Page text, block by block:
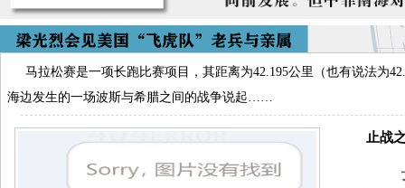
马拉松赛是一项长跑比赛项目，其距离为42.195公里（也有说法为
海边发生的一场波斯与希腊之间的战争说起……
止战之
奥